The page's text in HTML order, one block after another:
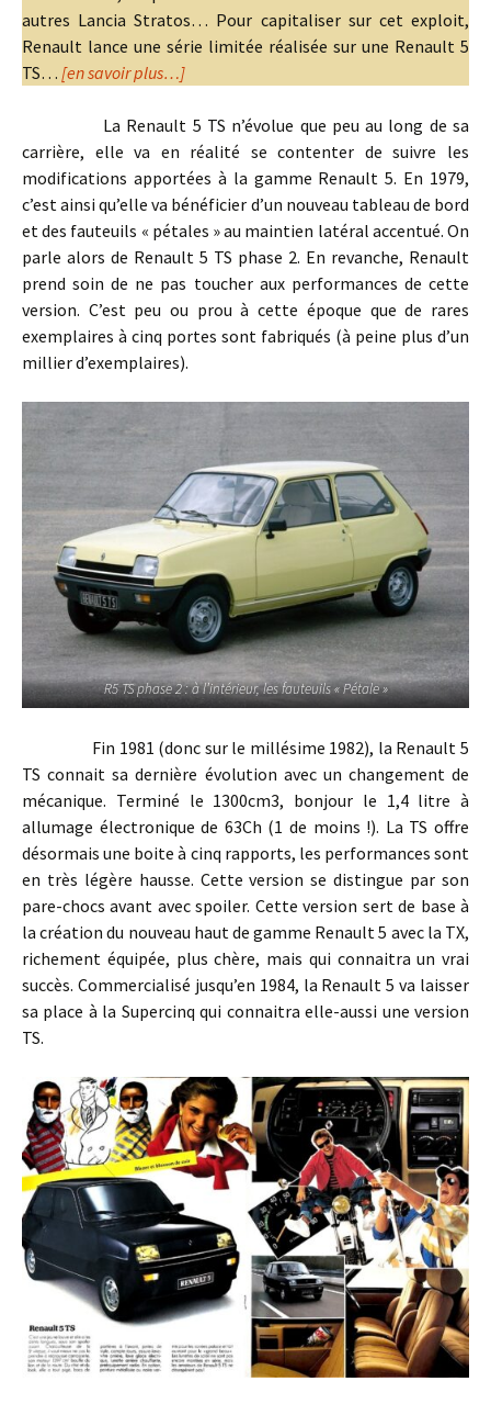
autres Lancia Stratos… Pour capitaliser sur cet exploit,
Renault lance une série limitée réalisée sur une Renault 5
TS… [en savoir plus…]
La Renault 5 TS n’évolue que peu au long de sa
carrière, elle va en réalité se contenter de suivre les
modifications apportées à la gamme Renault 5. En 1979,
c’est ainsi qu’elle va bénéficier d’un nouveau tableau de bord
et des fauteuils « pétales » au maintien latéral accentué. On
parle alors de Renault 5 TS phase 2. En revanche, Renault
prend soin de ne pas toucher aux performances de cette
version. C’est peu ou prou à cette époque que de rares
exemplaires à cinq portes sont fabriqués (à peine plus d’un
millier d’exemplaires).
R5 TS phase 2 : à l’intérieur, les fauteuils « Pétale »
Fin 1981 (donc sur le millésime 1982), la Renault 5
TS connait sa dernière évolution avec un changement de
mécanique. Terminé le 1300cm3, bonjour le 1,4 litre à
allumage électronique de 63Ch (1 de moins !). La TS offre
désormais une boite à cinq rapports, les performances sont
en très légère hausse. Cette version se distingue par son
pare-chocs avant avec spoiler. Cette version sert de base à
la création du nouveau haut de gamme Renault 5 avec la TX,
richement équipée, plus chère, mais qui connaitra un vrai
succès. Commercialisé jusqu’en 1984, la Renault 5 va laisser
sa place à la Supercinq qui connaitra elle-aussi une version
TS.